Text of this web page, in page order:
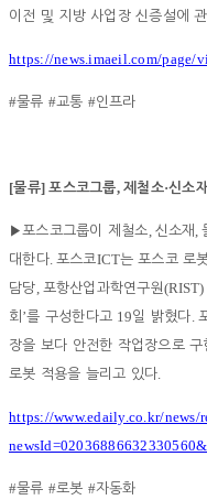
이전 및 지방 사업장 신증설에
https://news.imaeil.com/page/
#물류 #교통 #인프라
[물류]포스코그룹,제철소·신소재
▶포스코그룹이 제철소, 신소재 ,
대한다. 포스코ICT는 포스코 로
담당, 포항산업과학연구원 (RIST)
회 ’를 구성한다고 19일 밝혔다.
장을 보다 안전한 작업장으로
로봇 적용을 늘리고 있다.
https://www.edaily.co.kr/news/
#물류 #로봇 #자동화